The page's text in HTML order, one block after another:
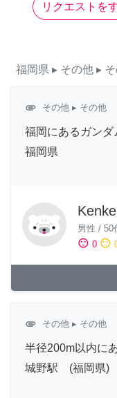
リクエストを
福岡県 ▸ その他 ▸
attachment その他 ▸ その他
福岡にあるガンダ
福岡県
男性 / 50
sentiment_satisfied 0 sentiment_neutral
attachment その他 ▸ その他
半径200m以内に
城野駅 (福岡県)